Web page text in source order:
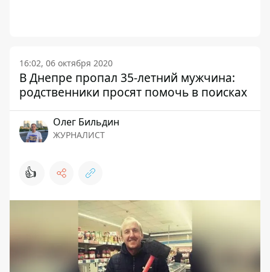
16:02, 06 октября 2020
В Днепре пропал 35-летний мужчина:
родственники просят помочь в поисках
Олег Бильдин
ЖУРНАЛИСТ
👍